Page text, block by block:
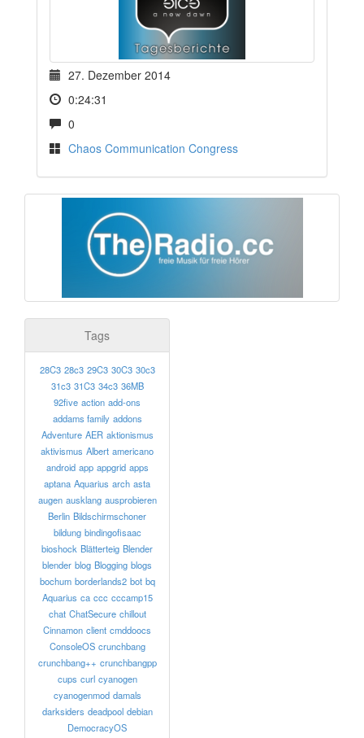
27. Dezember 2014
0:24:31
0
Chaos Communication Congress
Tags
28C3 28c3 29C3 30C3 30c3
31c3 31C3 34c3 36MB
92five action add-ons
addams family addons
Adventure AER aktionismus
aktivismus Albert americano
android app appgrid apps
aptana Aquarius arch asta
augen ausklang ausprobieren
Berlin Bildschirmschoner
bildung bindingofisaac
bioshock Blätterteig Blender
blender blog Blogging blogs
bochum borderlands2 bot bq
Aquarius ca ccc cccamp15
chat ChatSecure chillout
Cinnamon client cmddoocs
ConsoleOS crunchbang
crunchbang++ crunchbangpp
cups curl cyanogen
cyanogenmod damals
darksiders deadpool debian
DemocracyOS